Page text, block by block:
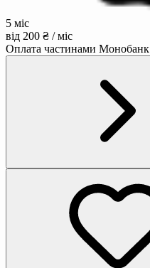
5 міс
від 200 ₴ / міс
Оплата частинами Монобанк